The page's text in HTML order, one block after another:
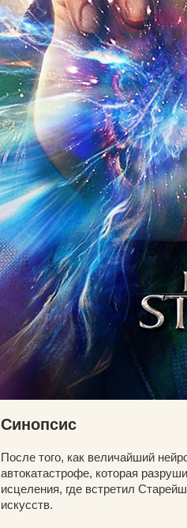
Синопсис
После того, как величайший
автокатастрофе, которая
исцеления, где встретил
искусств.